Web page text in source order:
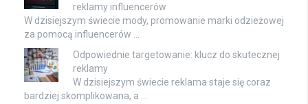
reklamy influencerów
W dzisiejszym świecie mody, promowanie marki odzieżowej
za pomocą influencerów …
Odpowiednie targetowanie: klucz do skutecznej
reklamy
W dzisiejszym świecie reklama staje się coraz
bardziej skomplikowana, a …